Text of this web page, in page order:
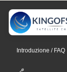
Introduzione / FAQ